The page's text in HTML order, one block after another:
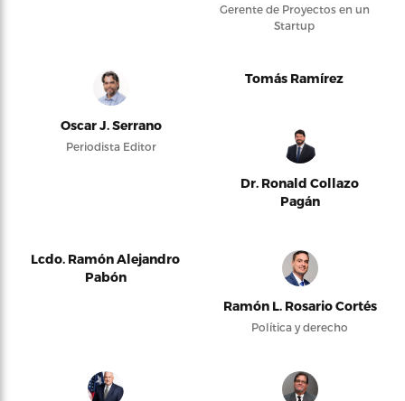
Gerente de Proyectos en un
Startup
Oscar J. Serrano
Periodista Editor
Tomás Ramírez
Dr. Ronald Collazo
Pagán
Lcdo. Ramón Alejandro
Pabón
Ramón L. Rosario Cortés
Política y derecho